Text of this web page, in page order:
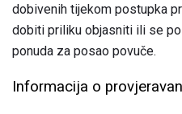
dobivenih tijekom postupka
dobiti priliku objasniti ili se
ponuda za posao povuče.
Informacija o